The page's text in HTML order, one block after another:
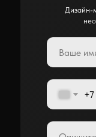
Дизайн-
+7